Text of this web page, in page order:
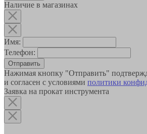
Наличие в магазинах
Имя:
Телефон:
Отправить
Нажимая кнопку "Отправить"
и согласен с условиями политики
Заявка на прокат инструмента